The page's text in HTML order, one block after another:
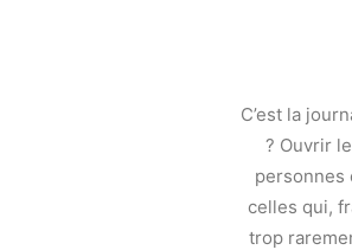
C’est la
? Ouvrir
personnes
celles qui,
trop